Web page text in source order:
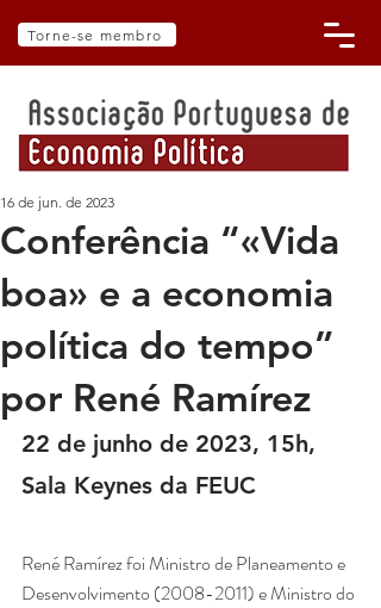
Torne-se membro
Conferência “«Vida
boa» e a economia
política do tempo”
por René Ramírez
16 de jun. de 2023
22 de junho de 2023, 15h,
Sala Keynes da FEUC
René Ramírez foi Ministro de Planeamento e
Desenvolvimento (2008-2011) e Ministro do